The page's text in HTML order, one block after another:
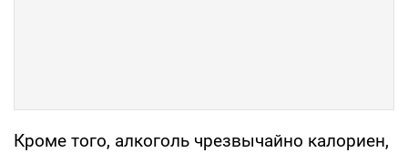
Кроме того, алкоголь чрезвычайно калориен,